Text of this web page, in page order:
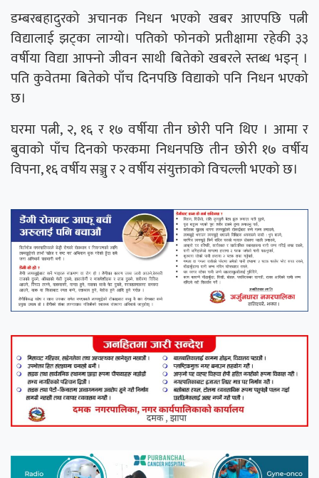
डम्बरबहादुरको अचानक निधन भएको खबर आएपछि पत्नी
विद्यालाई झट्का लाग्यो। पतिको फोनको प्रतीक्षामा रहेकी ३३
वर्षीया विद्या आफ्नो जीवन साथी बितेको खबरले स्तब्ध भइन् ।
पति कुवेतमा बितेको पाँच दिनपछि विद्याको पनि निधन भएको
छ।
घरमा पत्नी, २, १६ र १७ वर्षीया तीन छोरी पनि थिए । आमा र
बुवाको पाँच दिनको फरकमा निधनपछि तीन छोरी १७ वर्षीय
विपना, १६ वर्षीय सञ्जु र २ वर्षीय संयुक्ताको विचल्ली भएको छ।